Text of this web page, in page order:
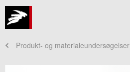
Produkt- og materialeundersøgelser